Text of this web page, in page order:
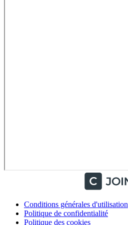
Conditions générales d'utilisation
Politique de confidentialité
Politique des cookies